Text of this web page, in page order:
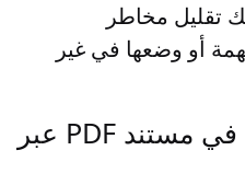
تقليل مخاطر
أو وضعها في غير
انضم إلى ملفات نص في مستند PDF عبر